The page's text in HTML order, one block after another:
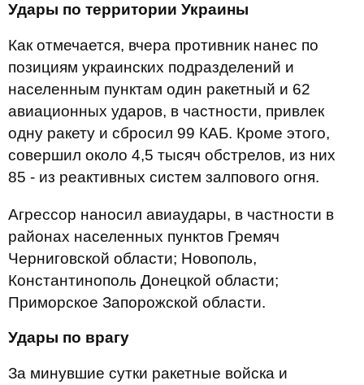
Удары по территории Украины
Как отмечается, вчера противник нанес по
позициям украинских подразделений и
населенным пунктам один ракетный и 62
авиационных ударов, в частности, привлек
одну ракету и сбросил 99 КАБ. Кроме этого,
совершил около 4,5 тысяч обстрелов, из них
85 - из реактивных систем залпового огня.
Агрессор наносил авиаудары, в частности в
районах населенных пунктов Гремяч
Черниговской области; Новополь,
Константинополь Донецкой области;
Приморское Запорожской области.
Удары по врагу
За минувшие сутки ракетные войска и